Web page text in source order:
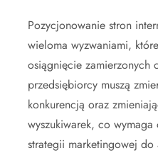
Pozycjonowanie stron
wieloma wyzwaniami,
osiągnięcie zamierzonych
przedsiębiorcy muszą
konkurencją oraz
wyszukiwarek, co
strategii marketingowej do